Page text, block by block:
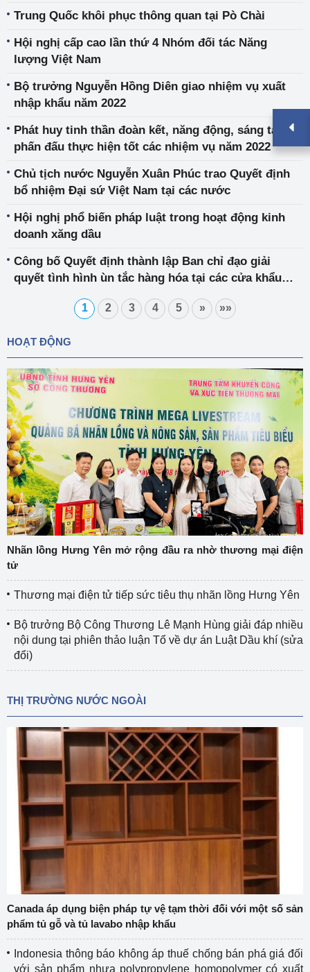
Trung Quốc khôi phục thông quan tại Pò Chài
Hội nghị cấp cao lần thứ 4 Nhóm đối tác Năng
lượng Việt Nam
Bộ trưởng Nguyễn Hồng Diên giao nhiệm vụ xuất
nhập khẩu năm 2022
Phát huy tinh thần đoàn kết, năng động, sáng tạo,
phấn đấu thực hiện tốt các nhiệm vụ năm 2022
Chủ tịch nước Nguyễn Xuân Phúc trao Quyết định
bổ nhiệm Đại sứ Việt Nam tại các nước
Hội nghị phổ biến pháp luật trong hoạt động kinh
doanh xăng dầu
Công bố Quyết định thành lập Ban chỉ đạo giải
quyết tình hình ùn tắc hàng hóa tại các cửa khẩu
1 2 3 4 5 » »»
HOẠT ĐỘNG
Nhãn lồng Hưng Yên mở rộng đầu ra nhờ thương mại điện
tử
Thương mại điện tử tiếp sức tiêu thụ nhãn lồng Hưng Yên
Bộ trưởng Bộ Công Thương Lê Mạnh Hùng giải đáp nhiều
nội dung tại phiên thảo luận Tổ về dự án Luật Dầu khí (sửa
đổi)
THỊ TRƯỜNG NƯỚC NGOÀI
Canada áp dụng biện pháp tự vệ tạm thời đối với một số sản
phẩm tủ gỗ và tủ lavabo nhập khẩu
Indonesia thông báo không áp thuế chống bán phá giá đối
với sản phẩm nhựa polypropylene homopolymer có xuất